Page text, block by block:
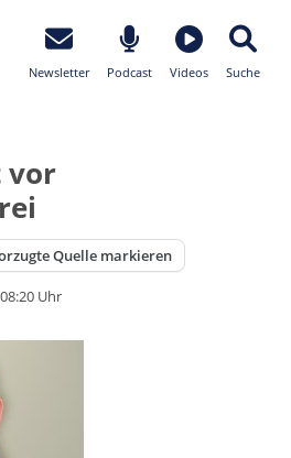
Newsletter Podcast Videos Suche
vor
Quelle markieren
Uhr